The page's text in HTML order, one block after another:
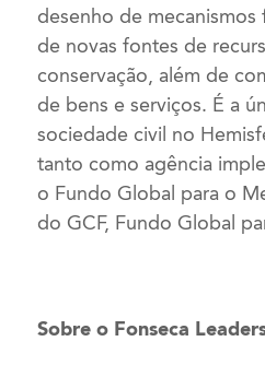
desenho de
de novas fontes de
conservação, além de
de bens e serviços. É a
sociedade civil no
tanto como agência
o Fundo Global para o
do GCF, Fundo Global
Sobre o Fonseca